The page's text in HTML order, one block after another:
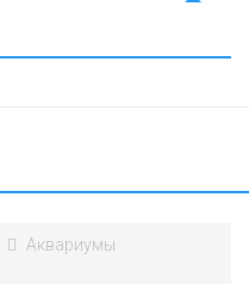
Аквариумы